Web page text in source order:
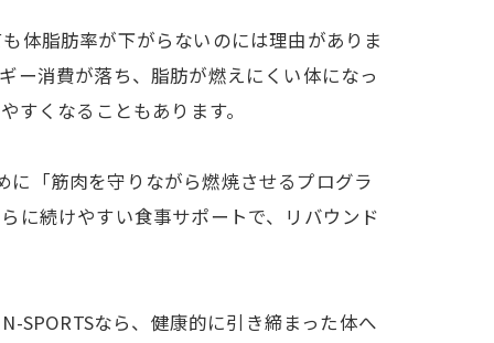
体脂肪率が下がらないのには理由がありま
ー消費が落ち、脂肪が燃えにくい体になっ
くなることもあります。
に「筋肉を守りながら燃焼させるプログラ
に続けやすい食事サポートで、リバウンド
SPORTSなら、健康的に引き締まった体へ